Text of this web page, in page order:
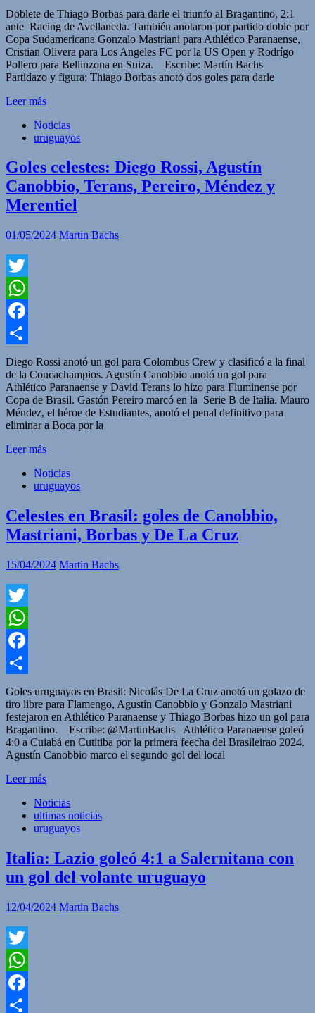
Compartir
Doblete de Thiago Borbas para darle el triunfo al Bragantino, 2:1
ante Racing de Avellaneda. También anotaron por partido doble por
Copa Sudamericana Gonzalo Mastriani para Athlético Paranaense,
Cristian Olivera para Los Angeles FC por la US Open y Rodrígo
Pollero para Bellinzona en Suiza. Escribe: Martín Bachs
Partidazo y figura: Thiago Borbas anotó dos goles para darle
Leer más
Noticias
uruguayos
Goles celestes: Diego Rossi, Agustín
Canobbio, Terans, Pereiro, Méndez y
Merentiel
01/05/2024 Martin Bachs
Twitter
WhatsApp
Facebook
Compartir
Diego Rossi anotó un gol para Colombus Crew y clasificó a la final
de la Concachampios. Agustín Canobbio anotó un gol para
Athlético Paranaense y David Terans lo hizo para Fluminense por
Copa de Brasil. Gastón Pereiro marcó en la Serie B de Italia. Mauro
Méndez, el héroe de Estudiantes, anotó el penal definitivo para
eliminar a Boca por la
Leer más
Noticias
uruguayos
Celestes en Brasil: goles de Canobbio,
Mastriani, Borbas y De La Cruz
15/04/2024 Martin Bachs
Twitter
WhatsApp
Facebook
Compartir
Goles uruguayos en Brasil: Nicolás De La Cruz anotó un golazo de
tiro libre para Flamengo, Agustín Canobbio y Gonzalo Mastriani
festejaron en Athlético Paranaense y Thiago Borbas hizo un gol para
Bragantino. Escribe: @MartinBachs Athlético Paranaense goleó
4:0 a Cuiabá en Cutitiba por la primera feecha del Brasileirao 2024.
Agustín Canobbio marco el segundo gol del local
Leer más
Noticias
ultimas noticias
uruguayos
Italia: Lazio goleó 4:1 a Salernitana con
un gol del volante uruguayo
12/04/2024 Martin Bachs
Twitter
WhatsApp
Facebook